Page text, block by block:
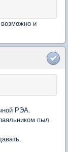
и
РЭА.
пыл